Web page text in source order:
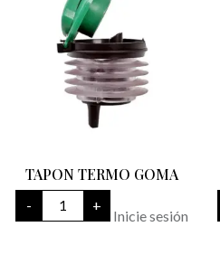
TAPON TERMO GOMA
-
TAPON
TERMO
GOMA
+
Inicie sesión